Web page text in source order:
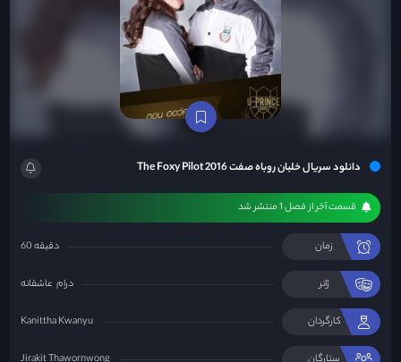
دانلود سریال خلبان روباه صفت The Foxy Pilot 2016
قسمت آخر از فصل 1 منتشر شد
زمان 60 دقیقه
ژانر درام عاشقانه
کارگردان Kanittha Kwanyu